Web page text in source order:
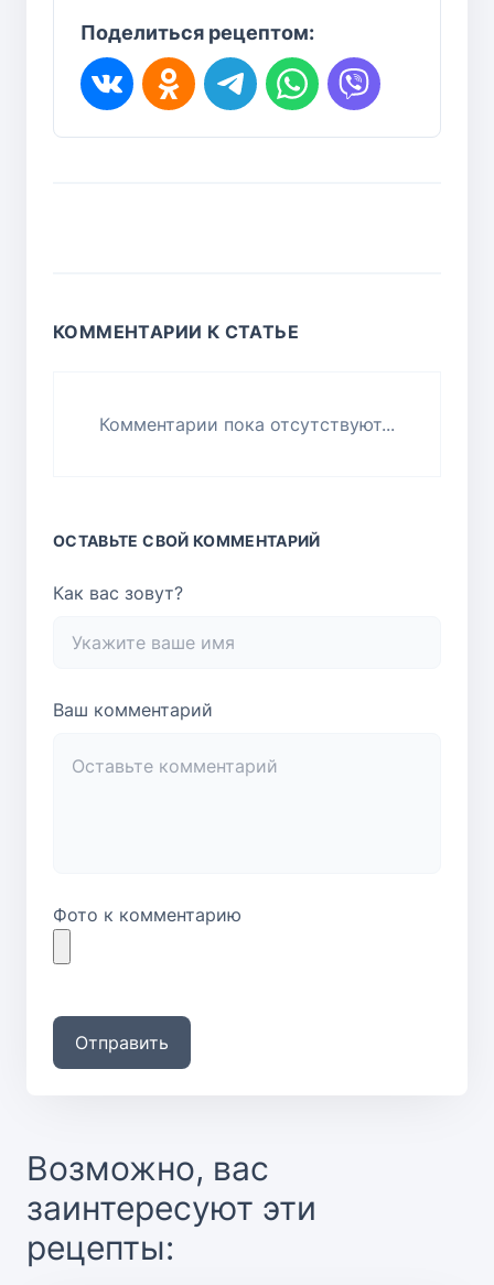
Поделиться рецептом:
КОММЕНТАРИИ К СТАТЬЕ
Комментарии пока отсутствуют...
ОСТАВЬТЕ СВОЙ КОММЕНТАРИЙ
Как вас зовут?
Ваш комментарий
Фото к комментарию
Отправить
Возможно, вас
заинтересуют эти
рецепты: